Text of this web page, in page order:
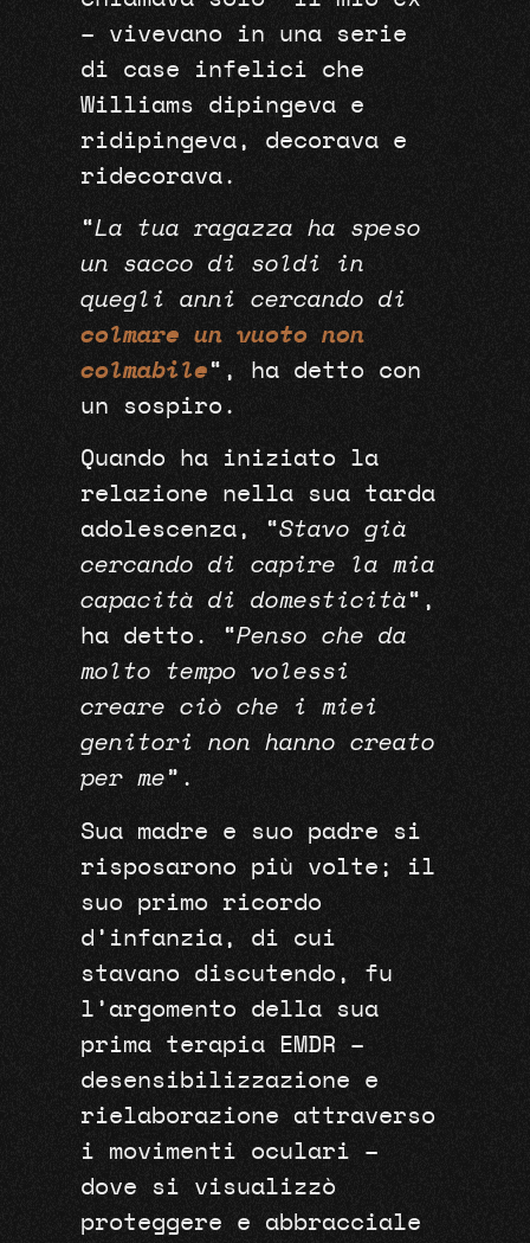
– vivevano in una serie
di case infelici che
Williams dipingeva e
ridipingeva, decorava e
ridecorava.
“La tua ragazza ha speso
un sacco di soldi in
quegli anni cercando di
colmare un vuoto non
colmabile“, ha detto con
un sospiro.
Quando ha iniziato la
relazione nella sua tarda
adolescenza, “Stavo già
cercando di capire la mia
capacità di domesticità “,
ha detto. “Penso che da
molto tempo volessi
creare ciò che i miei
genitori non hanno creato
per me ”.
Sua madre e suo padre si
risposarono più volte; il
suo primo ricordo
d’infanzia, di cui
stavano discutendo, fu
l’argomento della sua
prima terapia EMDR –
desensibilizzazione e
rielaborazione attraverso
i movimenti oculari –
dove si visualizzò
proteggere e abbracciale